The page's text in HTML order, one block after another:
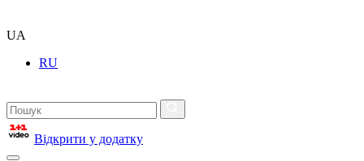
UA
RU
Відкрити у додатку